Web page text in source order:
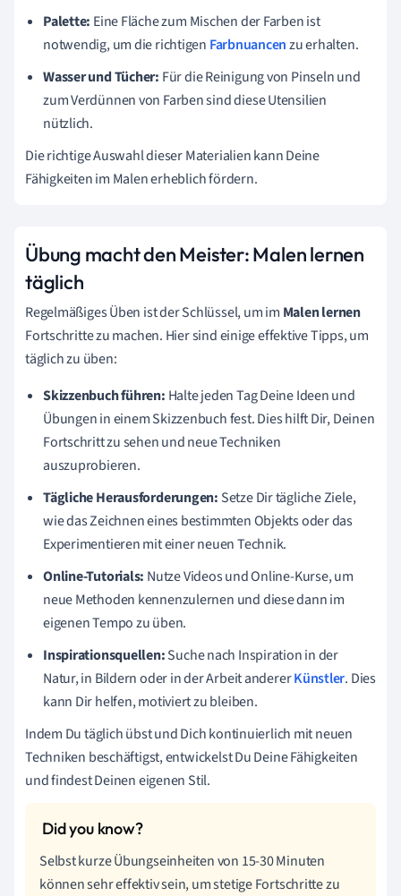
Palette: Eine Fläche zum Mischen der Farben ist
notwendig, um die richtigen Farbnuancenzu erhalten.
Wasser und Tücher: Für die Reinigung von Pinseln und
zum Verdünnen von Farben sind diese Utensilien
nützlich.
Die richtige Auswahl dieser Materialien kann Deine
Fähigkeiten im Malen erheblich fördern.
Übung macht den Meister: Malen lernen
täglich
Regelmäßiges Üben ist der Schlüssel, um im Malen lernen
Fortschritte zu machen. Hier sind einige effektive Tipps, um
täglich zu üben:
Skizzenbuch führen: Halte jeden Tag Deine Ideen und
Übungen in einem Skizzenbuch fest. Dies hilft Dir, Deinen
Fortschritt zu sehen und neue Techniken
auszuprobieren.
Tägliche Herausforderungen: Setze Dir tägliche Ziele,
wie das Zeichnen eines bestimmten Objekts oder das
Experimentieren mit einer neuen Technik.
Online-Tutorials: Nutze Videos und Online-Kurse, um
neue Methoden kennenzulernen und diese dann im
eigenen Tempo zu üben.
Inspirationsquellen:Suche nach Inspiration in der
Natur, in Bildern oder in der Arbeit andererKünstler. Dies
kann Dir helfen, motiviert zu bleiben.
Indem Du täglich übst und Dich kontinuierlich mit neuen
Techniken beschäftigst, entwickelst Du Deine Fähigkeiten
und findest Deinen eigenen Stil.
Selbst kurze Übungseinheiten von 15-30 Minuten
können sehr effektiv sein, um stetige Fortschritte zu